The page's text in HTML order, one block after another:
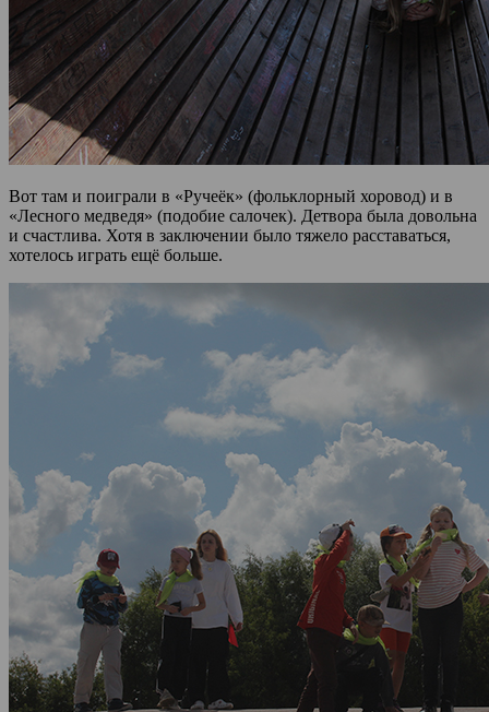
Вот там и поиграли в «Ручеёк» (фольклорный хоровод) и в
«Лесного медведя» (подобие салочек). Детвора была довольна
и счастлива. Хотя в заключении было тяжело расставаться,
хотелось играть ещё больше.